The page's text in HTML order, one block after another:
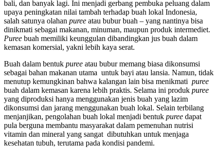
bali, dan banyak lagi. Ini menjadi gerbang pembuka peluang dalam
upaya peningkatan nilai tambah terhadap buah lokal Indonesia,
salah satunya olahan puree atau bubur buah – yang nantinya bisa
dinikmati sebagai makanan, minuman, maupun produk intermediet.
Puree buah memiliki keunggulan dibandingkan jus buah dalam
kemasan komersial, yakni lebih kaya serat.
Buah dalam bentuk puree atau bubur memang biasa dikonsumsi
sebagai bahan makanan utama untuk bayi atau lansia. Namun, tidak
menutup kemungkinan bahwa kalangan lain bisa menikmati puree
buah dalam kemasan karena lebih praktis. Selama ini produk puree
yang diproduksi hanya menggunakan jenis buah yang lazim
dikonsumsi dan jarang menggunakan buah lokal. Selain terbilang
menjanjikan, pengolahan buah lokal menjadi bentuk puree dapat
pula berguna membantu masyarakat dalam pemenuhan nutrisi
vitamin dan mineral yang sangat dibutuhkan untuk menjaga
kesehatan tubuh, terutama pada kondisi pandemi.